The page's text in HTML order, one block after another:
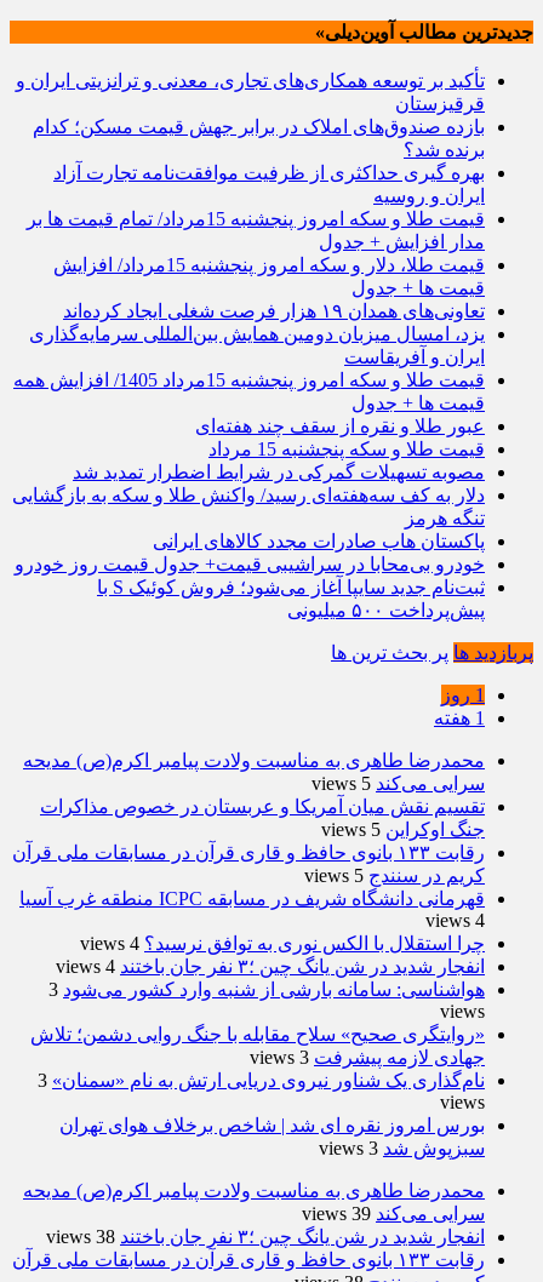
جدیدترین مطالب آوین‌دیلی»
تأکید بر توسعه همکاری‌های تجاری، معدنی و ترانزیتی ایران و
قرقیزستان
بازده صندوق‌های املاک در برابر جهش قیمت مسکن؛ کدام
برنده شد؟
بهره گیری حداکثری از ظرفیت موافقت‌نامه تجارت آزاد
ایران و روسیه
قیمت طلا و سکه امروز پنجشنبه 15مرداد/ تمام قیمت ها بر
مدار افزایش + جدول
قیمت طلا، دلار و سکه امروز پنجشنبه 15مرداد/ افزایش
قیمت ها + جدول
تعاونی‌های همدان ۱۹ هزار فرصت شغلی ایجاد کرده‌اند
یزد، امسال میزبان دومین همایش بین‌المللی سرمایه‌گذاری
ایران و آفریقاست
قیمت طلا و سکه امروز پنجشنبه 15مرداد 1405/ افزایش همه
قیمت ها + جدول
عبور طلا و نقره از سقف چند هفته‌ای
قیمت طلا و سکه پنجشنبه 15 مرداد
مصوبه تسهیلات گمرکی در شرایط اضطرار تمدید شد
دلار به کف سه‌هفته‌ای رسید/ واکنش طلا و سکه به بازگشایی
تنگه هرمز
پاکستان هاب صادرات مجدد کالاهای ایرانی
خودرو بی‌محابا در سراشیبی قیمت+ جدول قیمت روز خودرو
ثبت‌نام جدید سایپا آغاز می‌شود؛ فروش کوئیک S با
پیش‌پرداخت ۵۰۰ میلیونی
پربازدید ها پر بحث ترین ها
1 روز
1 هفته
محمدرضا طاهری به مناسبت ولادت پیامبر اکرم(ص) مدیحه
سرایی می‌کند 5 views
تقسیم نقش میان آمریکا و عربستان در خصوص مذاکرات
جنگ اوکراین 5 views
رقابت ۱۳۳ بانوی حافظ و قاری قرآن در مسابقات ملی قرآن
کریم در سنندج 5 views
قهرمانی دانشگاه شریف در مسابقه ICPC منطقه غرب آسیا
4 views
چرا استقلال با الکس نوری به توافق نرسید؟ 4 views
انفجار شدید در شن یانگ چین ؛۳ نفر جان باختند
4 views
هواشناسی: سامانه بارشی از شنبه وارد کشور می‌شود 3
views
«روایتگری صحیح» سلاح مقابله با جنگ روایی دشمن؛ تلاش
جهادی لازمه پیشرفت 3 views
نام‌گذاری یک شناور نیروی دریایی ارتش به نام «سمنان» 3
views
بورس امروز نقره ای شد | شاخص برخلاف هوای تهران
سبزپوش شد 3 views
محمدرضا طاهری به مناسبت ولادت پیامبر اکرم(ص) مدیحه
سرایی می‌کند 39 views
انفجار شدید در شن یانگ چین ؛۳ نفر جان باختند
38 views
رقابت ۱۳۳ بانوی حافظ و قاری قرآن در مسابقات ملی قرآن